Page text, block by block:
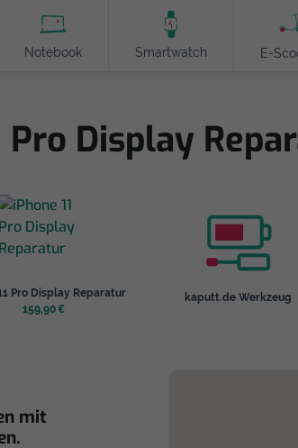
Notebook Smartwatch E-
Pro Display
Pro Display Reparatur
159,90 €
kaputt.de Werkzeug
mit